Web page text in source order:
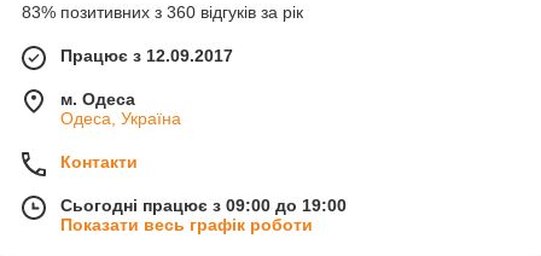
83% позитивних з 360 відгуків за рік
Працює з 12.09.2017
м. Одеса
Одеса, Україна
Контакти
Сьогодні працює з 09:00 до 19:00
Показати весь графік роботи